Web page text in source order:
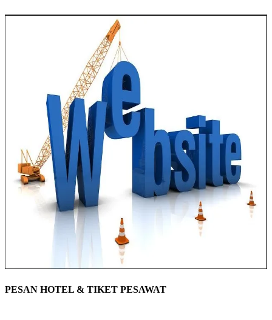
PESAN HOTEL & TIKET PESAWAT